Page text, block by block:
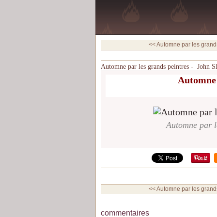
<< Automne par les
Automne par les grands peintres - John
Automne par
<< Automne par les
commentaires